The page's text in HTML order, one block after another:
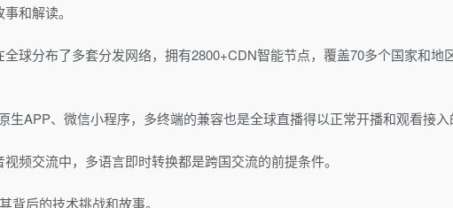
和解读。
球分布了多套分发网络，拥有2800+CDN智能节点，覆盖70多个国家和
生APP、微信小程序，多终端的兼容也是全球直播得以正常开播和观看接
频交流中，多语言即时转换都是跨国交流的前提条件。
后的技术挑战和故事。